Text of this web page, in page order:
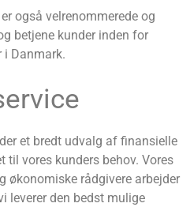
også velrenommerede og
betjene kunder inden for
i Danmark.
et bredt udvalg af finansielle
til vores kunders behov. Vores
økonomiske rådgivere arbejder
leverer den bedst mulige